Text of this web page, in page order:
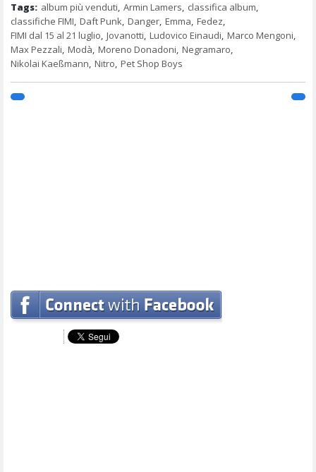
Tags: album più venduti, Armin Lamers, classifica album,
classifiche FIMI, Daft Punk, Danger, Emma, Fedez,
FIMI dal 15 al 21 luglio, Jovanotti, Ludovico Einaudi, Marco Mengoni,
Max Pezzali, Modà, Moreno Donadoni, Negramaro,
Nikolai Kaeßmann, Nitro, Pet Shop Boys